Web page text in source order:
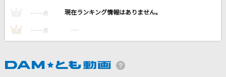
[生音]歌うたいのバラッド
---- 点 ----
3 ---- 点 ----